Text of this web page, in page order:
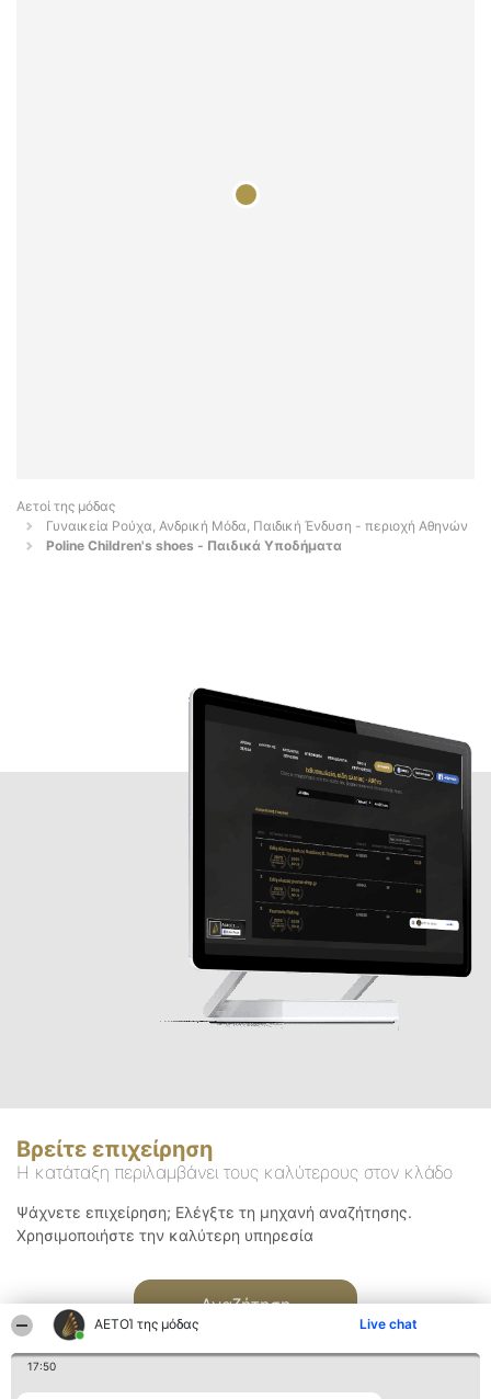
ΑΕΤΟΊ της μόδας Live chat
17:50
Αετοί της μόδας
Γυναικεία Ρούχα, Ανδρική Μόδα, Παιδική Ένδυση - περιοχή Αθηνών
Poline Children's shoes - Παιδικά Υποδήματα
Βρείτε επιχείρηση
Η κατάταξη περιλαμβάνει τους καλύτερους στον κλάδο
Ψάχνετε επιχείρηση; Ελέγξτε τη μηχανή αναζήτησης.
Χρησιμοποιήστε την καλύτερη υπηρεσία
Αναζήτηση